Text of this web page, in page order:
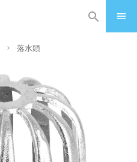
落水頭